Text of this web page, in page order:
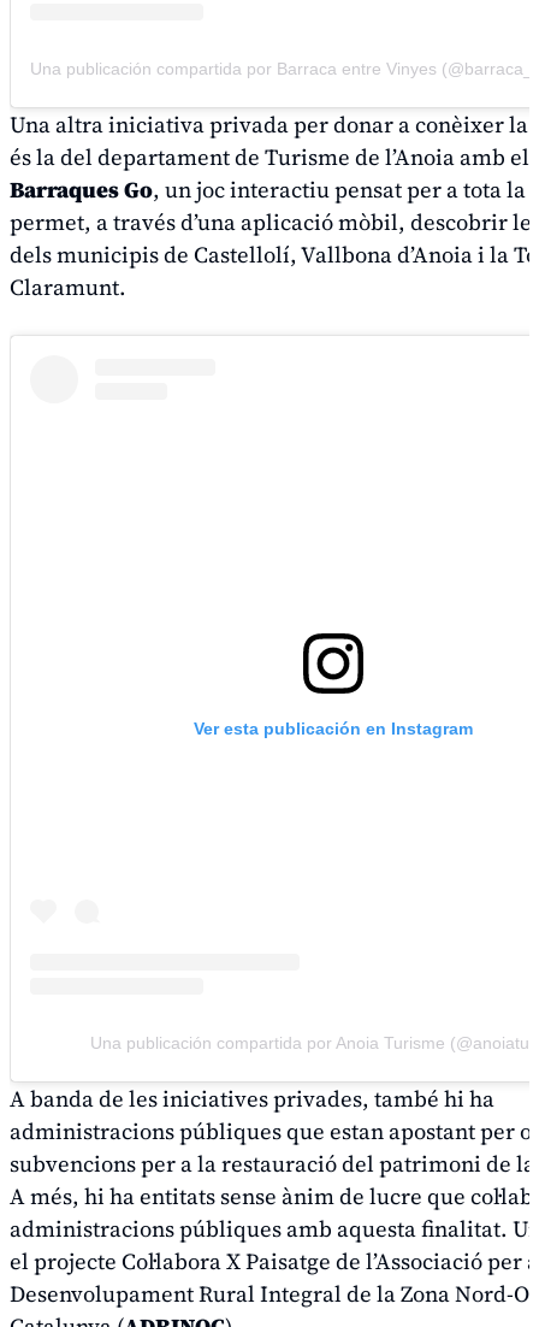
Una publicación compartida por Barraca entre Vinyes
Una altra iniciativa privada per donar a conèixer la
és la del departament de Turisme de l’Anoia amb el
Barraques Go, un joc interactiu pensat per a tota la
permet, a través d’una aplicació mòbil, descobrir
dels municipis de Castellolí, Vallbona d’Anoia i la
Claramunt.
Ver esta publicación en Instagram
Una publicación compartida por Anoia Turisme
A banda de les iniciatives privades, també hi ha
administracions públiques que estan apostant per
subvencions per a la restauració del patrimoni de
A més, hi ha entitats sense ànim de lucre que
administracions públiques amb aquesta finalitat.
el projecte Col·labora X Paisatge de l’Associació per
Desenvolupament Rural Integral de la Zona Nord-